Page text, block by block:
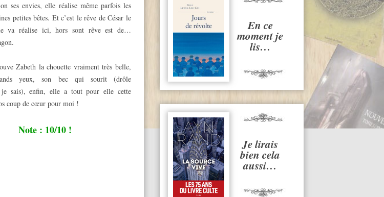
En ce
moment je
lis…
Je lirais
bien cela
aussi…
ses envies, elle réalise même parfois les
petites bêtes. Et c’est le rêve de César le
va réalise ici, hors sont rêve est de…
Zabeth la chouette vraiment très belle,
yeux, son bec qui sourit (drôle
je sais), enfin, elle a tout pour elle cette
coup de cœur pour moi !
Note : 10/10 !